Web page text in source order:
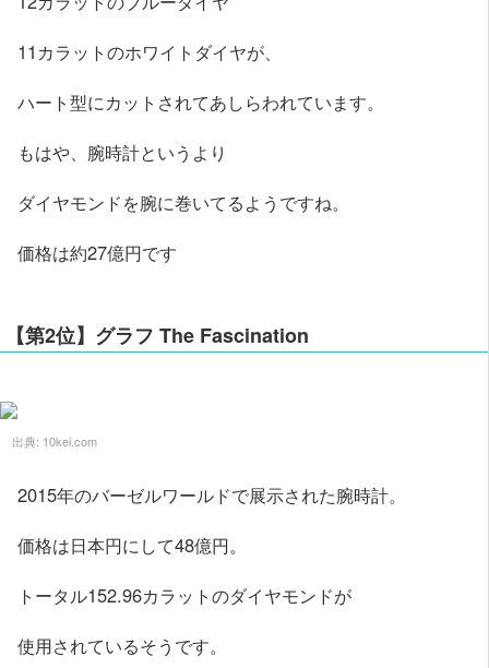
11カラットのホワイトダイヤが、
ハート型にカットされてあしらわれています。
もはや、腕時計というより
ダイヤモンドを腕に巻いてるようですね。
価格は約27億円です
【第2位】グラフ The Fascination
出典: 10kei.com
2015年のバーゼルワールドで展示された腕時計。
価格は日本円にして48億円。
トータル152.96カラットのダイヤモンドが
使用されているそうです。